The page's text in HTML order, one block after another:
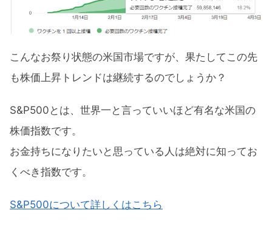
こんなお祭り状態の米国市場ですが、果たしてこの先
も株価上昇トレンドは継続するのでしょうか？
S&P500とは、世界一と言っていいほど有名な米国の
株価指数です。
お金持ちになりたいと思っている人は絶対に知ってお
くべき指数です。
S&P500について詳しくはこちら